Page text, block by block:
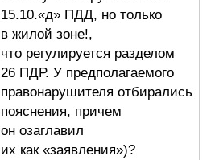
15.10.«д» ПДД, но только
в жилой зоне!,
что регулируется разделом
26 ПДР. У предполагаемого
правонарушителя отбирались
пояснения, причем
он озаглавил
их как «заявления»)?